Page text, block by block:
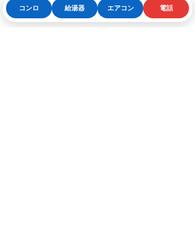
Phone お問い合わせフォーム LINE
コンロ 給湯器 エアコン 電話